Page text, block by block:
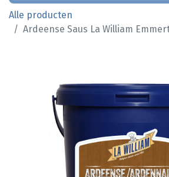
Alle producten
Ardeense Saus La William